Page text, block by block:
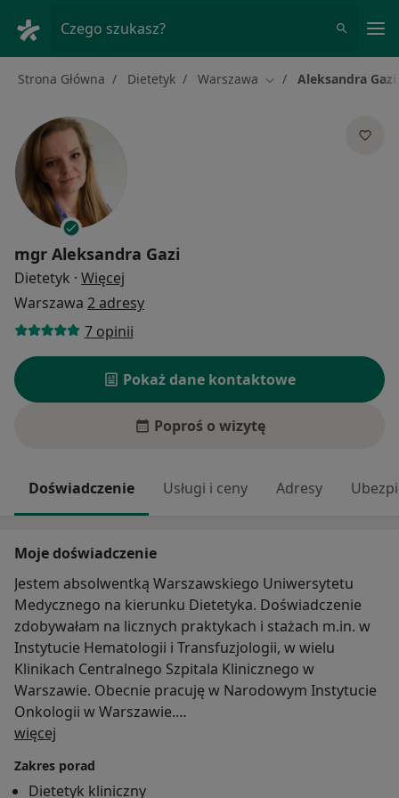
Czego szukasz?
Strona Główna Dietetyk Warszawa Zmień miasto
Aleksandra Gazi
mgr Aleksandra Gazi
Dietetyk · Więcej
Warszawa 2 adresy
7 opinii
Pokaż dane kontaktowe
Poproś o wizytę
Doświadczenie Usługi i ceny Adresy
Moje doświadczenie
Jestem absolwentką Warszawskiego Uniwersytetu
Medycznego na kierunku Dietetyka. Doświadczenie
zdobywałam na licznych praktykach i stażach m.in. w
Instytucie Hematologii i Transfuzjologii, w wielu
Klinikach Centralnego Szpitala Klinicznego w
Warszawie. Obecnie pracuję w Narodowym Instytucie
Onkologii w Warszawie.
Jestem członkiem Polskiego Towarzystwa Żywienia
wiedzę stale poszerzam poprzez udział w szkoleniach
więcej
Zakres porad
Dietetyk kliniczny